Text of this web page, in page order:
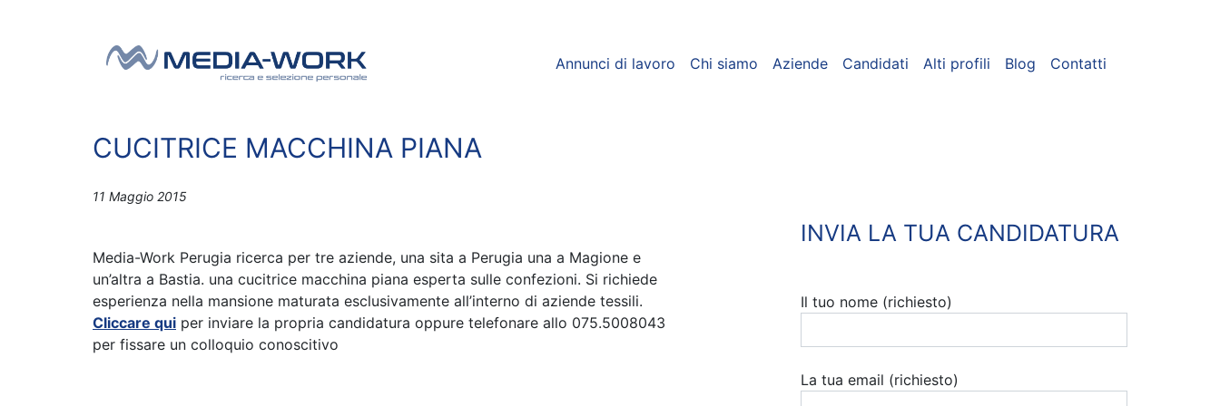
Navigazione principale Annunci di lavoro Chi siamo Aziende Candidati Alti profili Blog Contatti
CUCITRICE MACCHINA PIANA
11 Maggio 2015
Media-Work Perugia ricerca per tre aziende, una sita a Perugia una a Magione e
un’altra a Bastia. una cucitrice macchina piana esperta sulle confezioni. Si richiede
esperienza nella mansione maturata esclusivamente all’interno di aziende tessili.
Cliccare qui per inviare la propria candidatura oppure telefonare allo 075.5008043
per fissare un colloquio conoscitivo
INVIA LA TUA CANDIDATURA
Il tuo nome (richiesto)
La tua email (richiesto)